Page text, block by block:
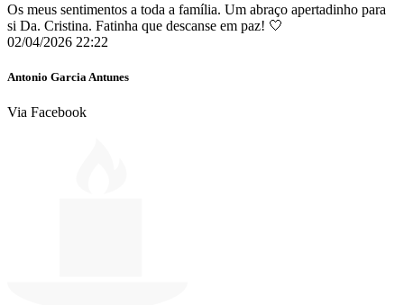
Os meus sentimentos a toda a família. Um abraço apertadinho para
si Da. Cristina. Fatinha que descanse em paz! 🤍
02/04/2026 22:22
Antonio Garcia Antunes
Via Facebook